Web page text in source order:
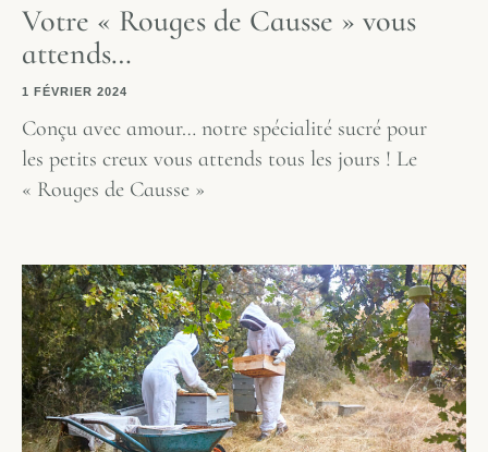
Votre « Rouges de Causse » vous
attends…
1 FÉVRIER 2024
Conçu avec amour… notre spécialité sucré pour
les petits creux vous attends tous les jours ! Le
« Rouges de Causse »